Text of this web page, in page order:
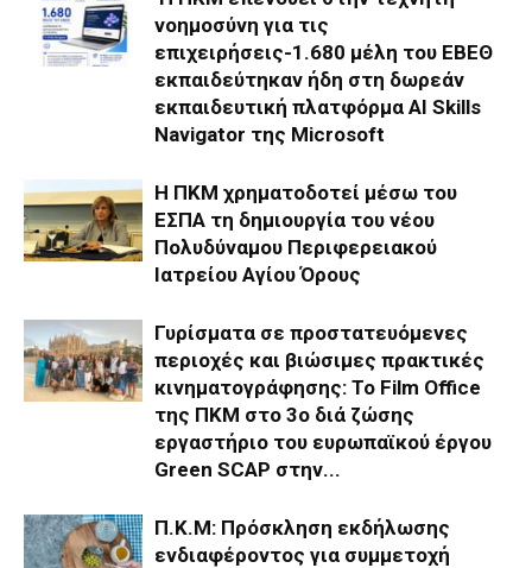
νοημοσύνη για τις
επιχειρήσεις-1.680 μέλη του ΕΒΕΘ
εκπαιδεύτηκαν ήδη στη δωρεάν
εκπαιδευτική πλατφόρμα AI Skills
Navigator της Microsoft
Η ΠΚΜ χρηματοδοτεί μέσω του
ΕΣΠΑ τη δημιουργία του νέου
Πολυδύναμου Περιφερειακού
Ιατρείου Αγίου Όρους
Γυρίσματα σε προστατευόμενες
περιοχές και βιώσιμες πρακτικές
κινηματογράφησης: Το Film Office
της ΠΚΜ στο 3o διά ζώσης
εργαστήριο του ευρωπαϊκού έργου
Green SCAP στην...
Π.Κ.Μ: Πρόσκληση εκδήλωσης
ενδιαφέροντος για συμμετοχή